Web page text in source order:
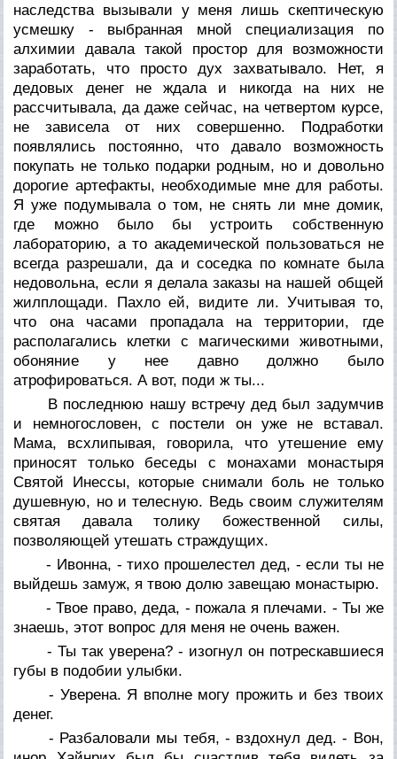
наследства вызывали у меня лишь скептическую
усмешку - выбранная мной специализация по
алхимии давала такой простор для возможности
заработать, что просто дух захватывало. Нет, я
дедовых денег не ждала и никогда на них не
рассчитывала, да даже сейчас, на четвертом курсе,
не зависела от них совершенно. Подработки
появлялись постоянно, что давало возможность
покупать не только подарки родным, но и довольно
дорогие артефакты, необходимые мне для работы.
Я уже подумывала о том, не снять ли мне домик,
где можно было бы устроить собственную
лабораторию, а то академической пользоваться не
всегда разрешали, да и соседка по комнате была
недовольна, если я делала заказы на нашей общей
жилплощади. Пахло ей, видите ли. Учитывая то,
что она часами пропадала на территории, где
располагались клетки с магическими животными,
обоняние у нее давно должно было
атрофироваться. А вот, поди ж ты...
В последнюю нашу встречу дед был задумчив
и немногословен, с постели он уже не вставал.
Мама, всхлипывая, говорила, что утешение ему
приносят только беседы с монахами монастыря
Святой Инессы, которые снимали боль не только
душевную, но и телесную. Ведь своим служителям
святая давала толику божественной силы,
позволяющей утешать страждущих.
- Ивонна, - тихо прошелестел дед, - если ты не
выйдешь замуж, я твою долю завещаю монастырю.
- Твое право, деда, - пожала я плечами. - Ты же
знаешь, этот вопрос для меня не очень важен.
- Ты так уверена? - изогнул он потрескавшиеся
губы в подобии улыбки.
- Уверена. Я вполне могу прожить и без твоих
денег.
- Разбаловали мы тебя, - вздохнул дед. - Вон,